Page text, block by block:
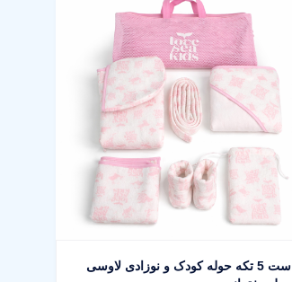
ست 5 تکه حوله کودک و نوزادی لاوسی